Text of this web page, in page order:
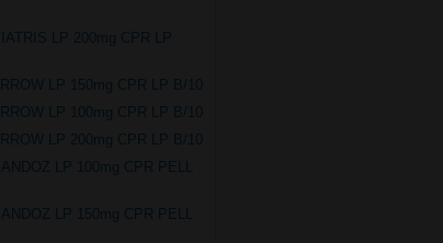
LP 200mg CPR LP
LP 150mg CPR LP B/10
LP 100mg CPR LP B/10
LP 200mg CPR LP B/10
LP 100mg CPR PELL
LP 150mg CPR PELL